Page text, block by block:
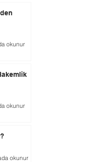
okunur
okunur
okunur